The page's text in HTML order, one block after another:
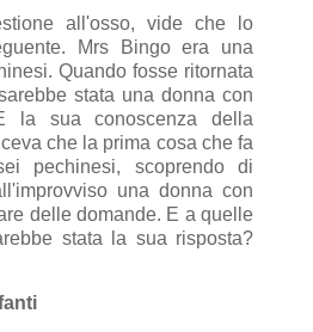
all'osso, vide che lo
Mrs Bingo era una
Quando fosse ritornata
stata una donna con
la sua conoscenza della
che la prima cosa che fa
pechinesi, scoprendo di
una donna con
delle domande. E a quelle
stata la sua risposta?